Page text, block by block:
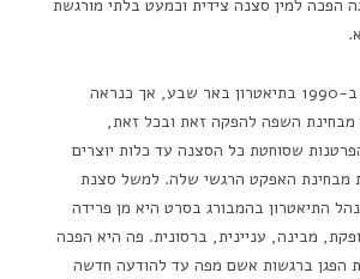
הפכה למין סצנה צידית וכמעט בלתי מורגשת
העיבוד הזה הועלה ב-1990 בתיאטרון באר שבע, אך כנראה
מבחינת השפה להפקה זאת ובכל זאת,
שסוחטת כל הסצנה עד כלות יוצרים
מבחינת האפקט הרגשי שלה. למשל סצנת
התיאטרון בהמבורג בסרט היא מן פרידה
מבינה, עניינית, ברסונית. פה היא הפכה
הפגן ברגשות אשם מפה עד להודעה חדשה